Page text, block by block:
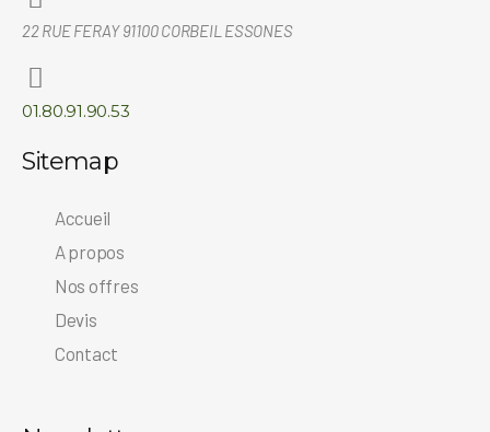
22 RUE FERAY 91100 CORBEIL ESSONES
01.80.91.90.53
Sitemap
Accueil
A propos
Nos offres
Devis
Contact